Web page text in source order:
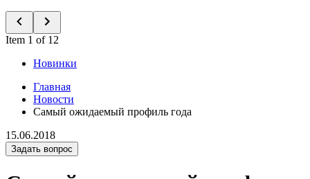
Item 1 of 12
Новинки
Главная
Новости
Самый ожидаемый профиль года
15.06.2018
Задать вопрос